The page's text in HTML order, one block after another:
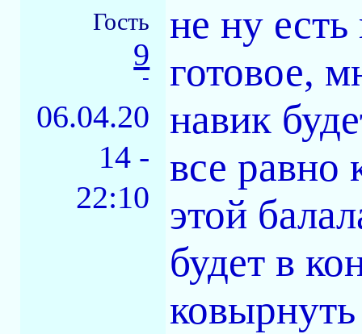
Гость
9
-
06.04.20
14 -
22:10
не ну
готовое,
навик
все равно
этой
будет в